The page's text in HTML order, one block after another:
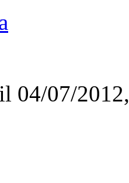
04/07/